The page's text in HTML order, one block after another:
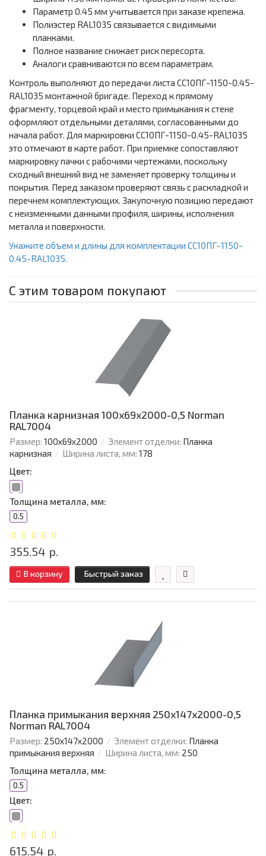
Параметр 0.45 мм учитывается при заказе крепежа.
Полиэстер RAL1035 связывается с видимыми
планками.
Полное название снижает риск пересорта.
Аналоги сравниваются по всем параметрам.
Контроль выполняют до передачи листа СС10ПГ-1150-0.45-
RAL1035 монтажной бригаде. Переход к прямому
фрагменту, торцевой край и место примыкания к стене
оформляют отдельными деталями, согласованными до
начала работ. Для маркировки СС10ПГ-1150-0.45-RAL1035
это отмечают в карте работ. При приемке сопоставляют
маркировку пачки с рабочими чертежами, поскольку
сходный внешний вид не заменяет проверку толщины и
покрытия. Перед заказом проверяют связь с раскладкой и
перечнем комплектующих. Закупочную позицию передают
с неизменными данными профиля, ширины, исполнения
металла и поверхности.
Укажите объем и длины для комплектации СС10ПГ-1150-
0.45-RAL1035.
С этим товаром покупают
Планка карнизная 100х69х2000-0,5 Norman
RAL7004
Размер: 100х69х2000 Элемент отделки: Планка
карнизная
Ширина листа, мм: 178
Цвет:
Толщина металла, мм:
0.5
355.54 р.
В корзину Быстрый заказ
Планка примыкания верхняя 250х147х2000-0,5
Norman RAL7004
Размер: 250х147х2000 Элемент отделки: Планка
примыкания верхняя
Ширина листа, мм: 250
Толщина металла, мм:
0.5
Цвет:
615.54 р.